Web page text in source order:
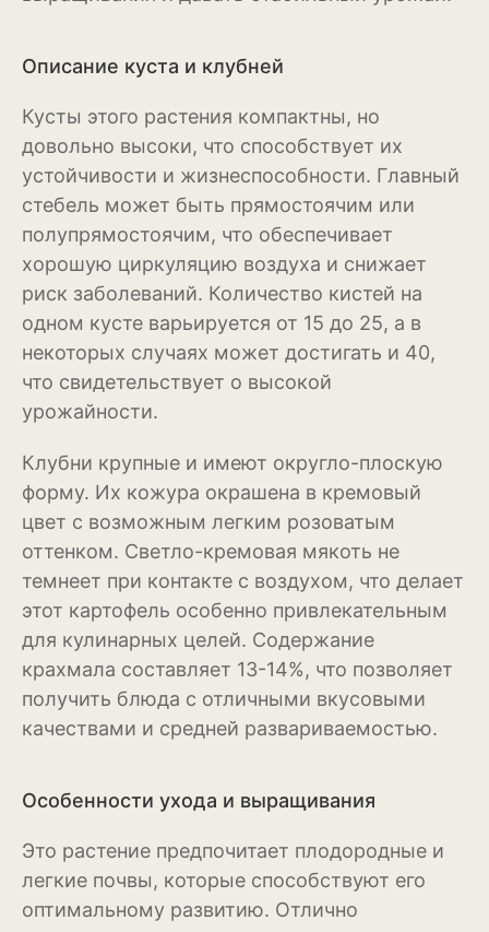
Фиалка
Физалис
Флокс
Форзиция
Фуксия
Хоста
Хризантема
Цинния
Эхинацея
Эшшольция
Зерновые культуры
Кукуруза
Овёс
Пшеница
Комнатные растения
Аглаонема
Алоказия
Описание куста и клубней
Кусты этого растения компактны, но
довольно высоки, что способствует их
устойчивости и жизнеспособности. Главный
стебель может быть прямостоячим или
полупрямостоячим, что обеспечивает
хорошую циркуляцию воздуха и снижает
риск заболеваний. Количество кистей на
одном кусте варьируется от 15 до 25, а в
некоторых случаях может достигать и 40,
что свидетельствует о высокой
урожайности.
Клубни крупные и имеют округло-плоскую
форму. Их кожура окрашена в кремовый
цвет с возможным легким розоватым
оттенком. Светло-кремовая мякоть не
темнеет при контакте с воздухом, что делает
этот картофель особенно привлекательным
для кулинарных целей. Содержание
крахмала составляет 13-14%, что позволяет
получить блюда с отличными вкусовыми
качествами и средней развариваемостью.
Особенности ухода и выращивания
Это растение предпочитает плодородные и
легкие почвы, которые способствуют его
оптимальному развитию. Отлично